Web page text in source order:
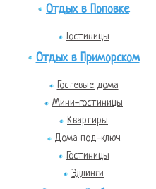
Отдых в Поповке
Гостиницы
Отдых в Приморском
Гостевые дома
Мини-гостиницы
Квартиры
Дома под-ключ
Гостиницы
Эллинги